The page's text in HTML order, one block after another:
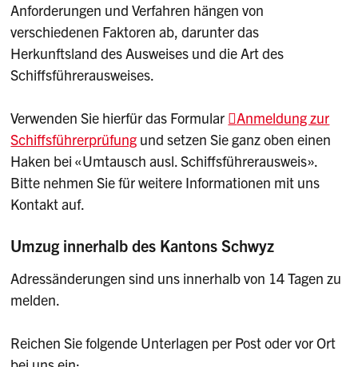
Anforderungen und Verfahren hängen von
verschiedenen Faktoren ab, darunter das
Herkunftsland des Ausweises und die Art des
Schiffsführerausweises.
Verwenden Sie hierfür das Formular
Anmeldung zur
Schiffsführerprüfung und setzen Sie ganz oben einen
Haken bei «Umtausch ausl. Schiffsführerausweis».
Bitte nehmen Sie für weitere Informationen mit uns
Kontakt auf.
Umzug innerhalb des Kantons Schwyz
Adressänderungen sind uns innerhalb von 14 Tagen zu
melden.
Reichen Sie folgende Unterlagen per Post oder vor Ort